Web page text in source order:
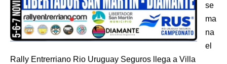
se
ma
na
el
Rally Entrerriano Rio Uruguay Seguros llega a Villa